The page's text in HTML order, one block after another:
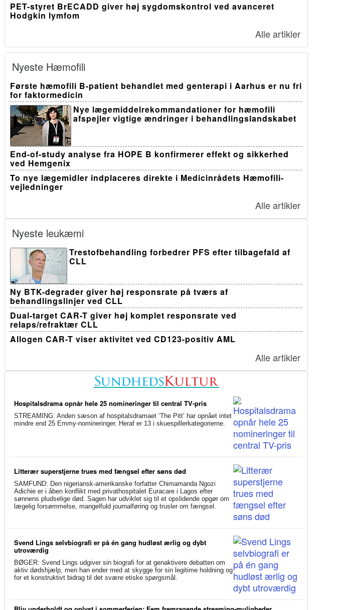
PET-styret BrECADD giver høj sygdomskontrol ved avanceret
Hodgkin lymfom
Alle artikler
Nyeste Hæmofili
Første hæmofili B-patient behandlet med genterapi i Aarhus er nu fri
for faktormedicin
Nye lægemiddelrekommandationer for hæmofili
afspejler vigtige ændringer i behandlingslandskabet
End-of-study analyse fra HOPE B konfirmerer effekt og sikkerhed
ved Hemgenix
To nye lægemidler indplaceres direkte i Medicinrådets Hæmofili-
vejledninger
Alle artikler
Nyeste leukæmi
Trestofbehandling forbedrer PFS efter tilbagefald af
CLL
Ny BTK-degrader giver høj responsrate på tværs af
behandlingslinjer ved CLL
Dual-target CAR-T giver høj komplet responsrate ved
relaps/refraktær CLL
Allogen CAR-T viser aktivitet ved CD123-positiv AML
Alle artikler
Hospitalsdrama opnår hele 25 nomineringer til central TV-pris
STREAMING: Anden sæson af hospitalsdramaet ‘The Pitt’ har opnået intet
mindre end 25 Emmy-nomineringer. Heraf er 13 i skuespillerkategorierne.
Litterær superstjerne trues med fængsel efter søns død
SAMFUND: Den nigeriansk-amerikanske forfatter Chimamanda Ngozi
Adichie er i åben konflikt med privathospitalet Euracare i Lagos efter
sønnens pludselige død. Sagen har udviklet sig til et opslidende opgør om
lægelig forsømmelse, mangelfuld journalføring og trusler om fængsel.
Svend Lings selvbiografi er på én gang hudløst ærlig og dybt
utroværdig
BØGER: Svend Lings udgiver sin biografi for at genaktivere debatten om
aktiv dødshjælp, men han ender med at skygge for sin legitime holdning og
for et konstruktivt bidrag til det svære etiske spørgsmål.